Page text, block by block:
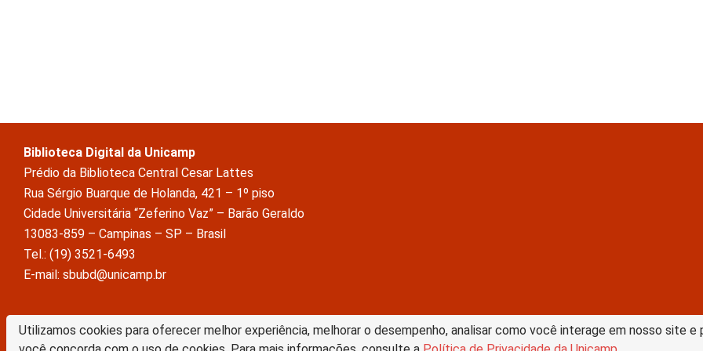
Utilizamos cookies para oferecer melhor experiência, melhorar o desempenho, analisar como você interage em nosso site
Biblioteca Digital da Unicamp
Prédio da Biblioteca Central Cesar Lattes
Rua Sérgio Buarque de Holanda, 421 – 1º piso
Cidade Universitária “Zeferino Vaz” – Barão Geraldo
13083-859 – Campinas – SP – Brasil
Tel.: (19) 3521-6493
E-mail: sbubd@unicamp.br
A Biblioteca Digital da Unicamp está licenciado com uma Licença Creative Commons –
Atribuição Sem Derivações 4.0 Internacional